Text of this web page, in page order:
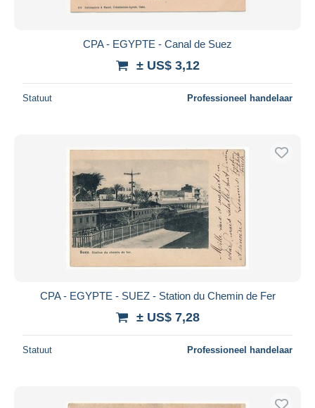
CPA - EGYPTE - Canal de Suez
± US$ 3,12
Statuut Professioneel handelaar
CPA - EGYPTE - SUEZ - Station du Chemin de Fer
± US$ 7,28
Statuut Professioneel handelaar